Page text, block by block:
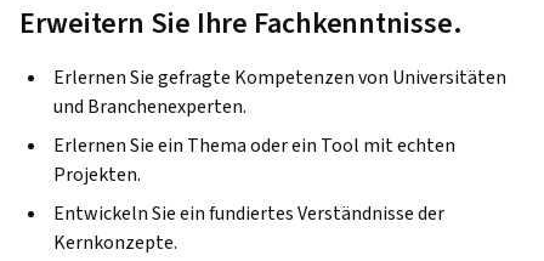
Erweitern Sie Ihre Fachkenntnisse.
Erlernen Sie gefragte Kompetenzen von Universitäten
und Branchenexperten.
Erlernen Sie ein Thema oder ein Tool mit echten
Projekten.
Entwickeln Sie ein fundiertes Verständnisse der
Kernkonzepte.